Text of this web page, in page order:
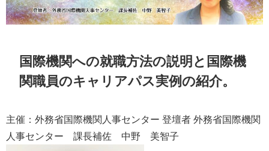
国際機関への就職方法の説明と国際機
関職員のキャリアパス実例の紹介。
主催：外務省国際機関人事センター 登壇者 外務省国際機関
人事センター 課長補佐 中野 美智子